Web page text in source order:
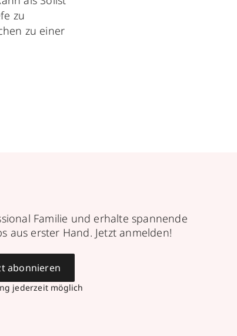
zu
zu einer
Familie und erhalte spannende
aus erster Hand. Jetzt anmelden!
jederzeit möglich
abonnieren